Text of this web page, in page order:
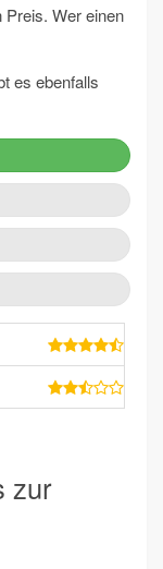
Wer einen
es ebenfalls
zur